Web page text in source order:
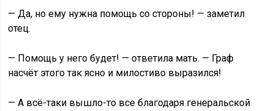
— Да, но ему нужна помощь со стороны! — заметил
отец.
— Помощь у него будет! — ответила мать. — Граф
насчёт этого так ясно и милостиво выразился!
— А всё-таки вышло-то все благодаря генеральской